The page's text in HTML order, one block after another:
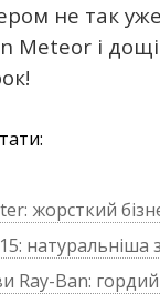
не так
Meteor і
жорсткий
натуральніша
Ray-Ban: